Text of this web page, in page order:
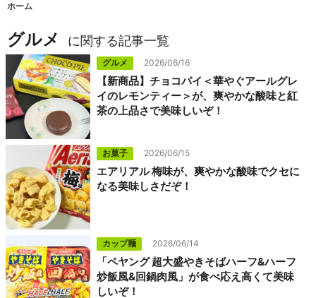
ホーム
グルメ に関する記事一覧
グルメ 2026/06/16
【新商品】チョコパイ＜華やぐアールグレ
イのレモンティー＞が、爽やかな酸味と紅
茶の上品さで美味しいぞ！
お菓子 2026/06/15
エアリアル 梅味が、爽やかな酸味でクセに
なる美味しさだぞ！
カップ麺 2026/06/14
「ペヤング 超大盛やきそばハーフ&ハーフ
炒飯風&回鍋肉風」が食べ応え高くて美味
しいぞ！